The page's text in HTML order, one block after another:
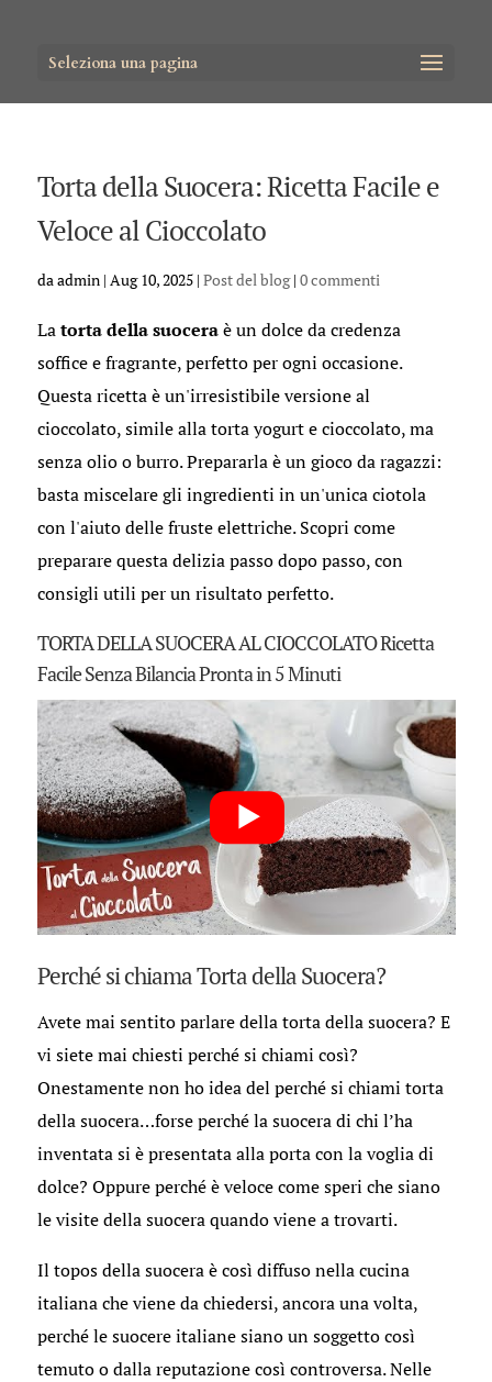
Seleziona una pagina
Torta della Suocera: Ricetta Facile e
Veloce al Cioccolato
daadmin| Aug 10, 2025| Post del blog| 0 commenti
Latorta della suoceraè un dolce da credenza
soffice e fragrante, perfetto per ogni occasione.
Questa ricetta è un'irresistibile versione al
cioccolato, simile alla torta yogurt e cioccolato, ma
senza olio o burro. Prepararla è un gioco da ragazzi:
basta miscelare gli ingredienti in un'unica ciotola
con l'aiuto delle fruste elettriche. Scopri come
preparare questa delizia passo dopo passo, con
consigli utili per un risultato perfetto.
TORTA DELLA SUOCERA AL CIOCCOLATO Ricetta
Facile Senza Bilancia Pronta in 5 Minuti
Perché si chiama Torta della Suocera?
Avete mai sentito parlare della torta della suocera? E
vi siete mai chiesti perché si chiami così?
Onestamente non ho idea del perché si chiami torta
della suocera…forse perché la suocera di chi l’ha
inventata si è presentata alla porta con la voglia di
dolce? Oppure perché è veloce come speri che siano
le visite della suocera quando viene a trovarti.
Il topos della suocera è così diffuso nella cucina
italiana che viene da chiedersi, ancora una volta,
perché le suocere italiane siano un soggetto così
temuto o dalla reputazione così controversa. Nelle